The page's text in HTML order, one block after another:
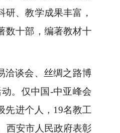
、教学成果丰富，
数十部，编著教材十
洽谈会、丝绸之路博
。仅中国-中亚峰会
先进个人，19名教工
西安市人民政府表彰